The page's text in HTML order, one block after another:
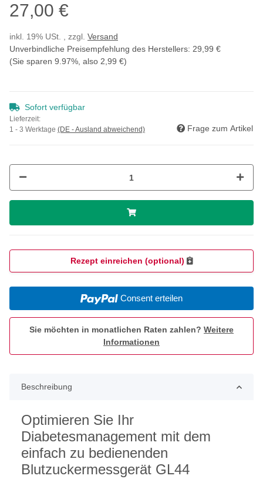
27,00 €
inkl. 19% USt. , zzgl. Versand
Unverbindliche Preisempfehlung des Herstellers: 29,99 €
(Sie sparen 9.97% , also 2,99 €)
Sofort verfügbar
Lieferzeit:
1 - 3 Werktage (DE - Ausland abweichend) Frage zum Artikel
Rezept einreichen (optional)
Consent erteilen
Sie möchten in monatlichen Raten zahlen? Weitere
Informationen
Beschreibung
Optimieren Sie Ihr
Diabetesmanagement mit dem
einfach zu bedienenden
Blutzuckermessgerät GL44